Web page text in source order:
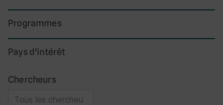
Programmes
Pays d'intérêt
Chercheurs